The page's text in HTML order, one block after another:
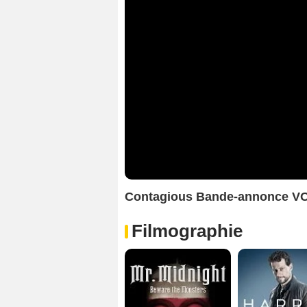
Contagious Bande-annonce
Filmographie